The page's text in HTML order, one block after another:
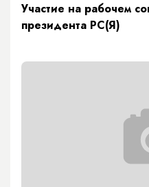
Участие на рабочем
президента РС(Я)